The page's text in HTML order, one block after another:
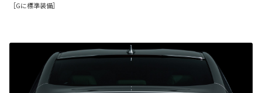
［Gに標準装備］